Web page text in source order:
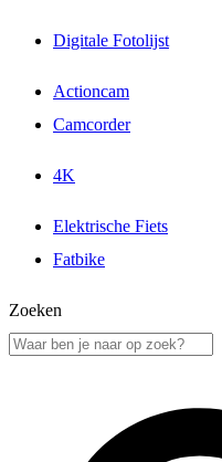
Digitale Fotolijst
Actioncam
Camcorder
4K
Elektrische Fiets
Fatbike
Zoeken